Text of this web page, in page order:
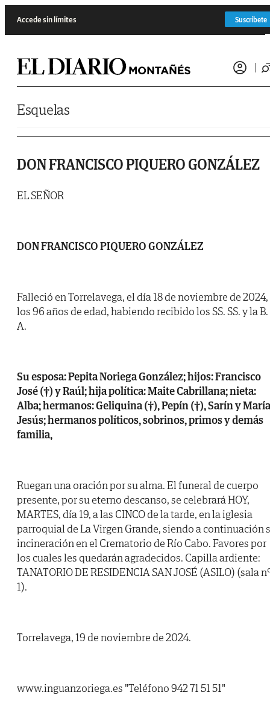
Accede sin límites Suscríbete
Esquelas
DON FRANCISCO PIQUERO GONZÁLEZ
EL SEÑOR
DON FRANCISCO PIQUERO GONZÁLEZ
Falleció en Torrelavega, el día 18 de noviembre de 2024,
los 96 años de edad, habiendo recibido los SS. SS. y la B.
A.
Su esposa: Pepita Noriega González; hijos: Francisco
José (†) y Raúl; hija política: Maite Cabrillana; nieta:
Alba; hermanos: Geliquina (†), Pepín (†), Sarín y María
Jesús; hermanos políticos, sobrinos, primos y demás
familia,
Ruegan una oración por su alma. El funeral de cuerpo
presente, por su eterno descanso, se celebrará HOY,
MARTES, día 19, a las CINCO de la tarde, en la iglesia
parroquial de La Virgen Grande, siendo a continuación
incineración en el Crematorio de Río Cabo. Favores por
los cuales les quedarán agradecidos. Capilla ardiente:
TANATORIO DE RESIDENCIA SAN JOSÉ (ASILO) (sala
1).
Torrelavega, 19 de noviembre de 2024.
www.inguanzoriega.es "Teléfono 942 71 51 51"